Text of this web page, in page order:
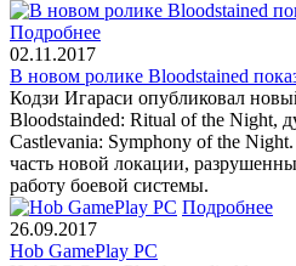
Подробнее
02.11.2017
В новом ролике Bloodstained
Кодзи Игараси опубликовал
Bloodstainded: Ritual of the Night,
Castlevania: Symphony of the
часть новой локации,
работу боевой системы.
Подробнее
26.09.2017
Hob GamePlay PC